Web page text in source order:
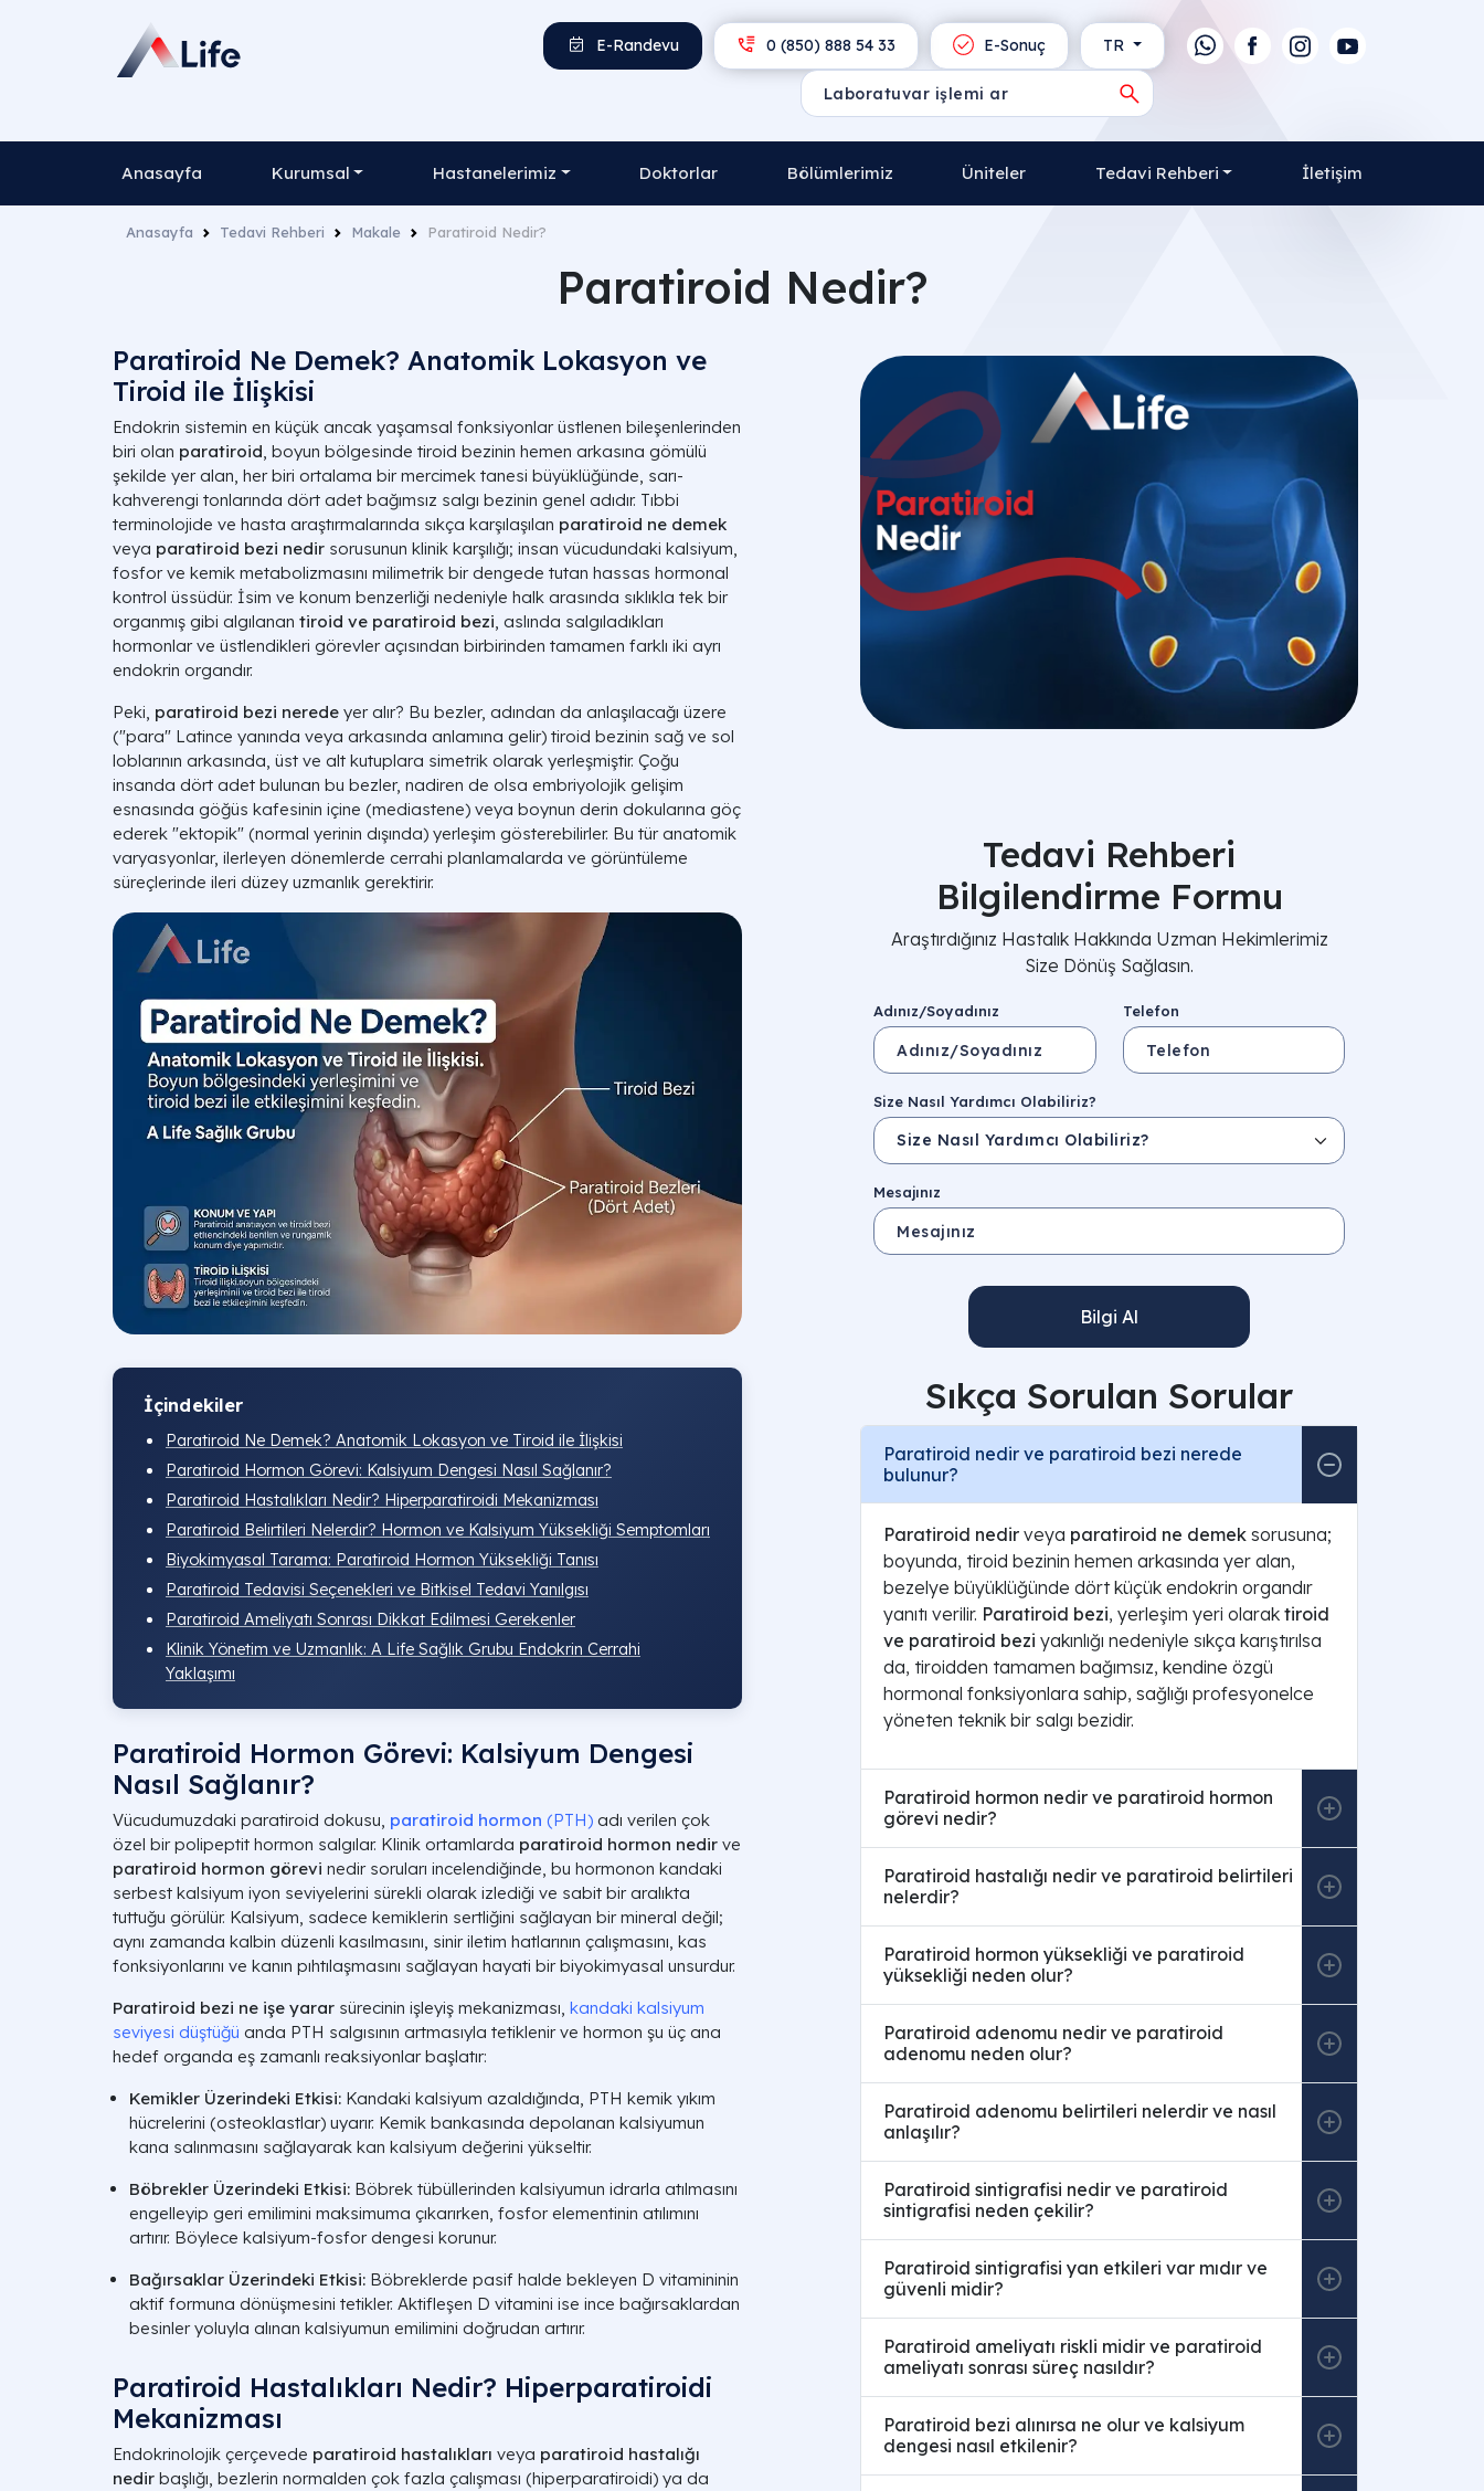
TR
E-Sonuç
0 (850) 888 54 33
E-Randevu
Anasayfa Kurumsal Hastanelerimiz Doktorlar Bölümlerimiz Üniteler Tedavi Rehberi İletişim
Anasayfa Tedavi Rehberi Makale Paratiroid Nedir?
Paratiroid Nedir?
Paratiroid Ne Demek? Anatomik Lokasyon ve
Tiroid ile İlişkisi
Endokrin sistemin en küçük ancak yaşamsal fonksiyonlar üstlenen bileşenlerinden
biri olan paratiroid, boyun bölgesinde tiroid bezinin hemen arkasına gömülü
şekilde yer alan, her biri ortalama bir mercimek tanesi büyüklüğünde, sarı-
kahverengi tonlarında dört adet bağımsız salgı bezinin genel adıdır. Tıbbi
terminolojide ve hasta araştırmalarında sıkça karşılaşılan paratiroid ne demek
veya paratiroid bezi nedir sorusunun klinik karşılığı; insan vücudundaki kalsiyum,
fosfor ve kemik metabolizmasını milimetrik bir dengede tutan hassas hormonal
kontrol üssüdür. İsim ve konum benzerliği nedeniyle halk arasında sıklıkla tek bir
organmış gibi algılanan tiroid ve paratiroid bezi, aslında salgıladıkları
hormonlar ve üstlendikleri görevler açısından birbirinden tamamen farklı iki ayrı
endokrin organdır.
Peki, paratiroid bezi nerede yer alır? Bu bezler, adından da anlaşılacağı üzere
("para" Latince yanında veya arkasında anlamına gelir) tiroid bezinin sağ ve sol
loblarının arkasında, üst ve alt kutuplara simetrik olarak yerleşmiştir. Çoğu
insanda dört adet bulunan bu bezler, nadiren de olsa embriyolojik gelişim
esnasında göğüs kafesinin içine (mediastene) veya boynun derin dokularına göç
ederek "ektopik" (normal yerinin dışında) yerleşim gösterebilirler. Bu tür anatomik
varyasyonlar, ilerleyen dönemlerde cerrahi planlamalarda ve görüntüleme
süreçlerinde ileri düzey uzmanlık gerektirir.
İçindekiler
Paratiroid Ne Demek? Anatomik Lokasyon ve Tiroid ile İlişkisi
Paratiroid Hormon Görevi: Kalsiyum Dengesi Nasıl Sağlanır?
Paratiroid Hastalıkları Nedir? Hiperparatiroidi Mekanizması
Paratiroid Belirtileri Nelerdir? Hormon ve Kalsiyum Yüksekliği Semptomları
Biyokimyasal Tarama: Paratiroid Hormon Yüksekliği Tanısı
Paratiroid Tedavisi Seçenekleri ve Bitkisel Tedavi Yanılgısı
Paratiroid Ameliyatı Sonrası Dikkat Edilmesi Gerekenler
Klinik Yönetim ve Uzmanlık: A Life Sağlık Grubu Endokrin Cerrahi
Yaklaşımı
Paratiroid Hormon Görevi: Kalsiyum Dengesi
Nasıl Sağlanır?
Vücudumuzdaki paratiroid dokusu, paratiroid hormon (PTH) adı verilen çok
özel bir polipeptit hormon salgılar. Klinik ortamlarda paratiroid hormon nedir ve
paratiroid hormon görevi nedir soruları incelendiğinde, bu hormonon kandaki
serbest kalsiyum iyon seviyelerini sürekli olarak izlediği ve sabit bir aralıkta
tuttuğu görülür. Kalsiyum, sadece kemiklerin sertliğini sağlayan bir mineral değil;
aynı zamanda kalbin düzenli kasılmasını, sinir iletim hatlarının çalışmasını, kas
fonksiyonlarını ve kanın pıhtılaşmasını sağlayan hayati bir biyokimyasal unsurdur.
Paratiroid bezi ne işe yarar sürecinin işleyiş mekanizması, kandaki kalsiyum
seviyesi düştüğü anda PTH salgısının artmasıyla tetiklenir ve hormon şu üç ana
hedef organda eş zamanlı reaksiyonlar başlatır:
Kemikler Üzerindeki Etkisi: Kandaki kalsiyum azaldığında, PTH kemik yıkım
hücrelerini (osteoklastlar) uyarır. Kemik bankasında depolanan kalsiyumun
kana salınmasını sağlayarak kan kalsiyum değerini yükseltir.
Böbrekler Üzerindeki Etkisi: Böbrek tübüllerinden kalsiyumun idrarla atılmasını
engelleyip geri emilimini maksimuma çıkarırken, fosfor elementinin atılımını
artırır. Böylece kalsiyum-fosfor dengesi korunur.
Bağırsaklar Üzerindeki Etkisi: Böbreklerde pasif halde bekleyen D vitamininin
aktif formuna dönüşmesini tetikler. Aktifleşen D vitamini ise ince bağırsaklardan
besinler yoluyla alınan kalsiyumun emilimini doğrudan artırır.
Paratiroid Hastalıkları Nedir? Hiperparatiroidi
Mekanizması
Endokrinolojik çerçevede paratiroid hastalıkları veya paratiroid hastalığı
nedir başlığı, bezlerin normalden çok fazla çalışması (hiperparatiroidi) ya da
Tedavi Rehberi
Bilgilendirme Formu
Araştırdığınız Hastalık Hakkında Uzman Hekimlerimiz
Size Dönüş Sağlasın.
Adınız/Soyadınız Telefon
Size Nasıl Yardımcı Olabiliriz?
Mesajınız
Bilgi Al
Sıkça Sorulan Sorular
Paratiroid nedir ve paratiroid bezi nerede
bulunur?
Paratiroid nedir veya paratiroid ne demek sorusuna;
boyunda, tiroid bezinin hemen arkasında yer alan,
bezelye büyüklüğünde dört küçük endokrin organdır
yanıtı verilir. Paratiroid bezi, yerleşim yeri olarak tiroid
ve paratiroid bezi yakınlığı nedeniyle sıkça karıştırılsa
da, tiroidden tamamen bağımsız, kendine özgü
hormonal fonksiyonlara sahip, sağlığı profesyonelce
yöneten teknik bir salgı bezidir.
Paratiroid hormon nedir ve paratiroid hormon
görevi nedir?
Paratiroid hastalığı nedir ve paratiroid belirtileri
nelerdir?
Paratiroid hormon yüksekliği ve paratiroid
yüksekliği neden olur?
Paratiroid adenomu nedir ve paratiroid
adenomu neden olur?
Paratiroid adenomu belirtileri nelerdir ve nasıl
anlaşılır?
Paratiroid sintigrafisi nedir ve paratiroid
sintigrafisi neden çekilir?
Paratiroid sintigrafisi yan etkileri var mıdır ve
güvenli midir?
Paratiroid ameliyatı riskli midir ve paratiroid
ameliyatı sonrası süreç nasıldır?
Paratiroid bezi alınırsa ne olur ve kalsiyum
dengesi nasıl etkilenir?